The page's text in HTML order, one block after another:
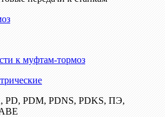
к муфтам-тормоз
PD, PDM, PDNS, PDKS, ПЭ,